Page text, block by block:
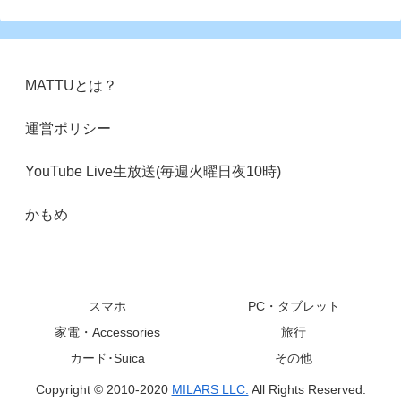
MATTUとは？
運営ポリシー
YouTube Live生放送(毎週火曜日夜10時)
かもめ
スマホ
PC・タブレット
家電・Accessories
旅行
カード･Suica
その他
Copyright © 2010-2020 MILARS LLC. All Rights Reserved.